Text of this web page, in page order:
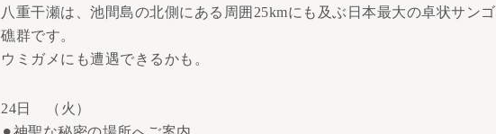
八重干瀬は、池間島の北側にある周囲25kmにも及ぶ日本最大の卓状サンゴ
礁群です。
ウミガメにも遭遇できるかも。
24日 （火）